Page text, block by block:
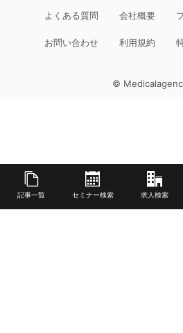
記事一覧 セミナー検索 求人検索
よくある質問 会社概要
お問い合わせ 利用規約
©